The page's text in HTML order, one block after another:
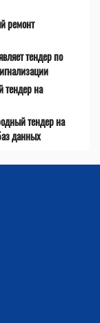
ремонт
тендер по
тендер на
тендер на
данных